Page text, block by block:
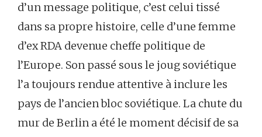
d’un message politique, c’est celui tissé
dans sa propre histoire, celle d’une femme
d’ex RDA devenue cheffe politique de
l’Europe. Son passé sous le joug soviétique
l’a toujours rendue attentive à inclure les
pays de l’ancien bloc soviétique. La chute du
mur de Berlin a été le moment décisif de sa